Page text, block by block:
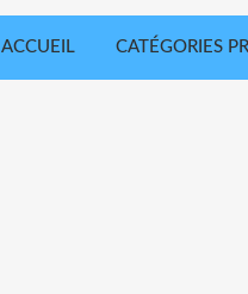
ACCUEIL CATÉGORIES